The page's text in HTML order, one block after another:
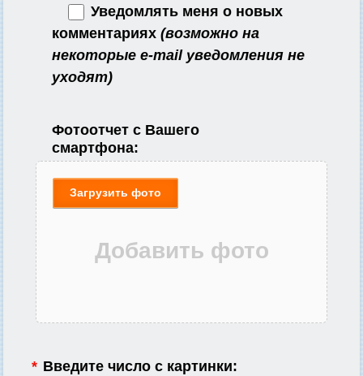
Уведомлять меня о новых
комментариях (возможно на
некоторые e-mail уведомления не
уходят)
Фотоотчет с Вашего
смартфона:
Загрузить фото
* Введите число с картинки: